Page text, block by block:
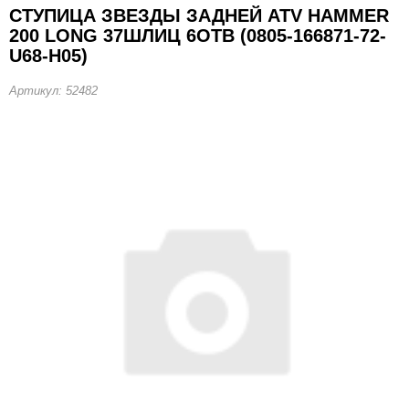
СТУПИЦА ЗВЕЗДЫ ЗАДНЕЙ ATV HAMMER
200 LONG 37ШЛИЦ 6ОТВ (0805-166871-72-
U68-H05)
Артикул: 52482